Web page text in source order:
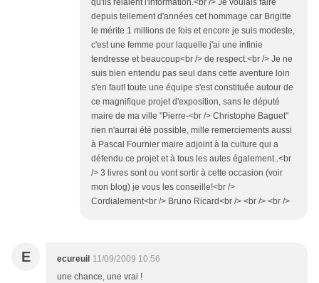
qu'ils relaient l'information.<br /> Je voulais faire
depuis tellement d'années cet hommage car Brigitte
le mérite 1 millions de fois et encore je suis modeste,
c'est une femme pour laquelle j'ai une infinie
tendresse et beaucoup<br /> de respect.<br /> Je ne
suis bien entendu pas seul dans cette aventure loin
s'en faut! toute une équipe s'est constituée autour de
ce magnifique projet d'exposition, sans le député
maire de ma ville "Pierre-<br /> Christophe Baguet"
rien n'aurrai été possible, mille remerciements aussi
à Pascal Fournier maire adjoint à la culture qui a
défendu ce projet et à tous les autes également..<br
/> 3 livres sont ou vont sortir à cette occasion (voir
mon blog) je vous les conseille!<br />
Cordialement<br /> Bruno Ricard<br /> <br /> <br />
E ecureuil 11/09/2009 10:56
une chance, une vrai !